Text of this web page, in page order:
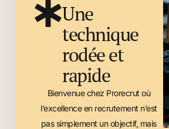
Une
technique
rodée et
rapide
Bienvenue chez Prorecrut où
l’excellence en recrutement n’est
pas simplement un objectif, mais